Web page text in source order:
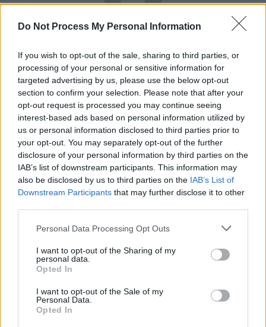
Do Not Process My Personal Information
If you wish to opt-out of the sale, sharing to third parties, or
processing of your personal or sensitive information for
targeted advertising by us, please use the below opt-out
section to confirm your selection. Please note that after your
opt-out request is processed you may continue seeing
interest-based ads based on personal information utilized by
us or personal information disclosed to third parties prior to
your opt-out. You may separately opt-out of the further
disclosure of your personal information by third parties on the
IAB’s list of downstream participants. This information may
also be disclosed by us to third parties on the IAB’s List of
Downstream Participants that may further disclose it to other
Personal Data Processing Opt Outs
I want to opt-out of the Sharing of my
personal data.
Opted In
I want to opt-out of the Sale of my
Personal Data.
Opted In
https://news-sante.fr
ARTICLES CONNEXES PLUS DE L'AUTEUR
Canicule : les conseils
essentiels des
éviter le danger
Éclipse du 12 août :
attention à la pénurie de
lunettes de sécurité
Santé
Un chewing-gum
révolutionnaire pour
buccal
Populaires
Médicament retiré en urgence pour risques graves et données falsifiées